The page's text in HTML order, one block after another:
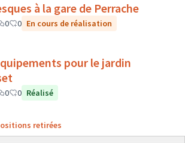
à la gare de Perrache
0 0 En cours de réalisation
pour le jardin
0 0 Réalisé
retirées